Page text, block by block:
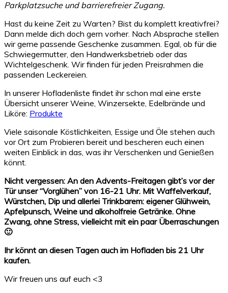
Parkplatzsuche und barrierefreier Zugang.
Hast du keine Zeit zu Warten? Bist du komplett kreativfrei?
Dann melde dich doch gern vorher. Nach Absprache stellen
wir gerne passende Geschenke zusammen. Egal, ob für die
Schwiegermutter, den Handwerksbetrieb oder das
Wichtelgeschenk. Wir finden für jeden Preisrahmen die
passenden Leckereien.
In unserer Hofladenliste findet ihr schon mal eine erste
Übersicht unserer Weine, Winzersekte, Edelbrände und
Liköre: Produkte
Viele saisonale Köstlichkeiten, Essige und Öle stehen auch
vor Ort zum Probieren bereit und bescheren euch einen
weiten Einblick in das, was ihr Verschenken und Genießen
könnt.
Nicht vergessen: An den Advents-Freitagen gibt’s vor der
Tür unser “Vorglühen” von 16-21 Uhr. Mit Waffelverkauf,
Würstchen, Dip und allerlei Trinkbarem: eigener Glühwein,
Apfelpunsch, Weine und alkoholfreie Getränke. Ohne
Zwang, ohne Stress, vielleicht mit ein paar Überraschungen
🙂
Ihr könnt an diesen Tagen auch im Hofladen bis 21 Uhr
kaufen.
Wir freuen uns auf euch <3